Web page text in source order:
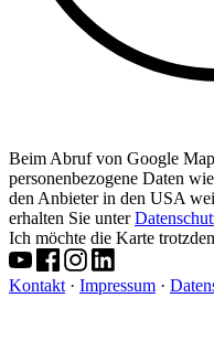
Beim Abruf von Google
personenbezogene Daten
den Anbieter in den USA
erhalten Sie unter
Ich möchte die Karte
Kontakt · Impressum ·